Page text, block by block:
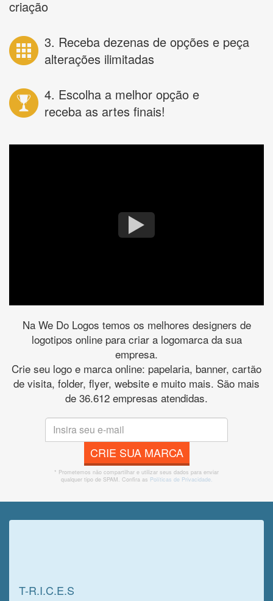
criação
3. Receba dezenas de opções e peça
alterações ilimitadas
4. Escolha a melhor opção e
receba as artes finais!
Na We Do Logos temos os melhores designers de
logotipos online para criar a logomarca da sua
empresa.
Crie seu logo e marca online: papelaria, banner, cartão
de visita, folder, flyer, website e muito mais. São mais
de 36.612 empresas atendidas.
CRIE SUA MARCA
* Prometemos não compartilhar e utilizar seus dados para enviar
qualquer tipo de SPAM. Confira as Políticas de Privacidade.
T-R.I.C.E.S